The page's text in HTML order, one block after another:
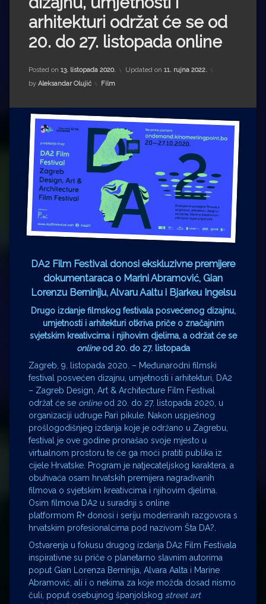
Impressum
Milenko Strižak
Drugi autori
Drugi autori
Ljiljana Lekanić-Kljaić
Željko Krznarić
Mario Lovreković
Miroslav Šantek
arhitekturi održat će se od
20. do 27. listopada online
Posted on 13. listopada 2020. Updated on 11. rujna 2022.
by Aleksandar Olujić Kategorije:
Film
DA2 Film Festival donosi ekskluzivne premijere
dokumentaraca o Marini Abramović, Gian
Lorenzu Berniniju, Alvaru Aaltu i Bjarkeu Ingelsu
Drugo izdanje filmskog festivala posvećenog dizajnu,
umjetnosti i arhitekturi otkriva priče o značajnim
svjetskim kreativcima i njihovim djelima, a održat će se
onlineod 20. do 27. listopada
Zagreb, 9. listopada 2020. – Međunarodni filmski
festival posvećen dizajnu, umjetnosti i arhitekturi, DA2
– Zagreb Design, Art & Architecture Film Festival
održat će se onlineod 20. do 27. listopada 2020, u
organizaciji udruge Pari pikule. Nakon uspješnog
prošlogodišnjeg izdanja koje je održano u Zagrebu,
festival je ove godine pronašao svoje mjesto u
virtualnom prostoru te će ga moći pratiti publika iz
cijele Hrvatske. Program je natjecateljskog karaktera, a
obuhvaća osam hrvatskih premijera nagrađivanih
filmova o svjetskim kreativcima i njihovim djelima.
Osim filmova DA2 u suradnji s online
platformom R+ donosi i seriju moderiranih razgovora s
hrvatskim profesionalcima pod nazivom Šta DA?.
Ostvarenja u fokusu drugog izdanja DA2 Film Festivala
inspirativne su priče o planetarno slavnim autorima
poput Gian Lorenza Berninija, Alvara Aalta i Marine
Abramović, ali i o nekima za koje možda dosad nismo
čuli, poput osebujnog španjolskog street art